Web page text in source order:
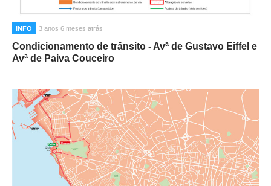
INFO 3 anos 6 meses atrás
Condicionamento de trânsito - Avª de Gustavo Eiffel e
Avª de Paiva Couceiro